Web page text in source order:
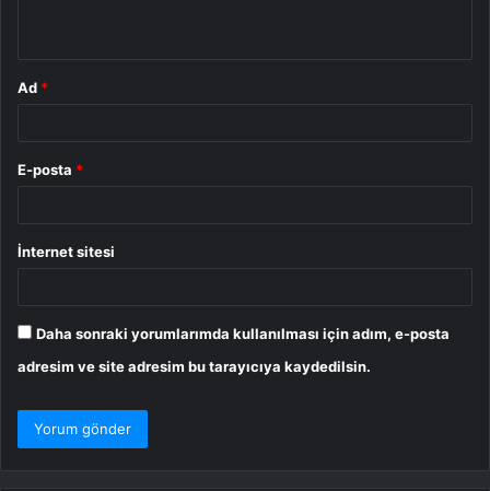
Ad *
E-posta *
İnternet sitesi
Daha sonraki yorumlarımda kullanılması için adım, e-posta
adresim ve site adresim bu tarayıcıya kaydedilsin.